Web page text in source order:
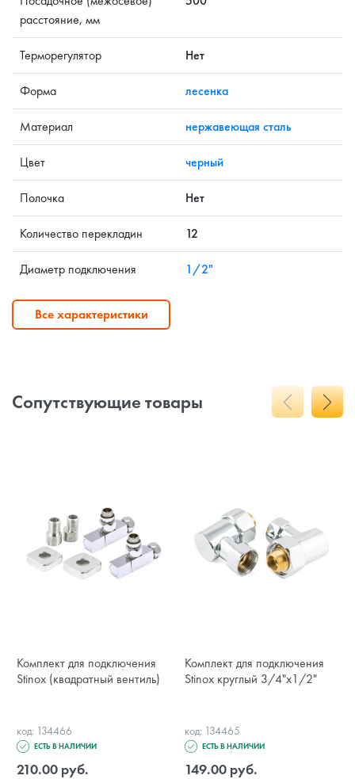
расстояние, мм
Терморегулятор Нет
Форма лесенка
Материал нержавеющая сталь
Цвет черный
Полочка Нет
Количество перекладин 12
Диаметр подключения 1/2"
Все характеристики
Сопутствующие товары
Комплект для подключения
Stinox (квадратный вентиль)
код: 134466
ЕСТЬ В НАЛИЧИИ
210.00 руб.
Комплект для подключения
Stinox круглый 3/4"х1/2"
код: 134465
ЕСТЬ В НАЛИЧИИ
149.00 руб.